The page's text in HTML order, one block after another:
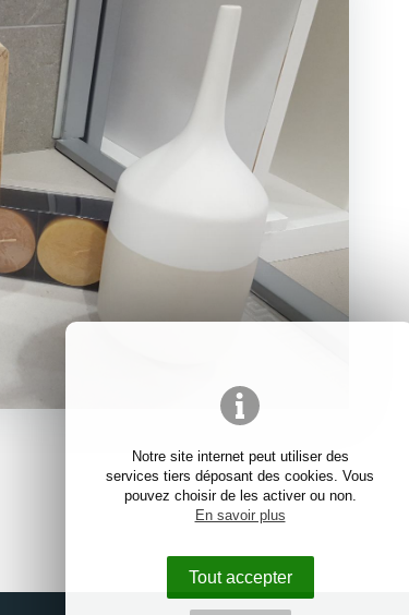
Notre site internet peut utiliser des
services tiers déposant des cookies. Vous
pouvez choisir de les activer ou non.
En savoir plus
Tout accepter